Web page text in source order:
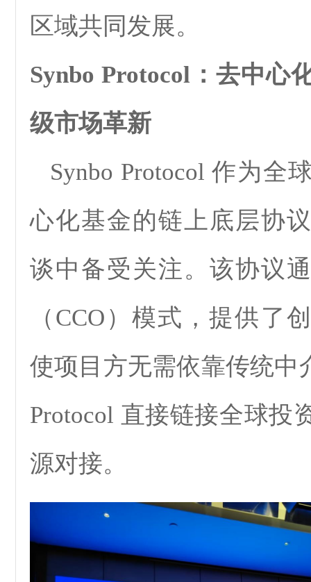
区域共同发展。
Synbo Protocol：去中心
级市场革新
Synbo Protocol 作为全
心化基金的链上底层协
谈中备受关注。该协议
（CCO）模式，提供了
使项目方无需依靠传统中
Protocol 直接链接全球投
源对接。